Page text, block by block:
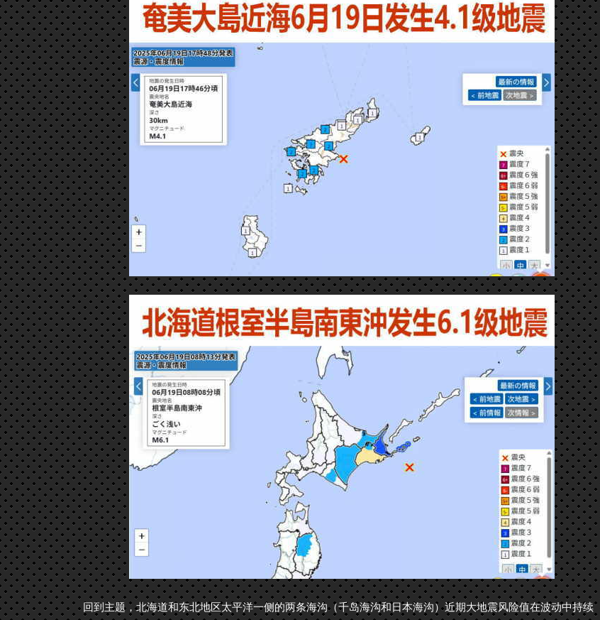
回到主题，北海道和东北地区太平洋一侧的两条海沟（千岛海沟和日本海沟）近期大地震风险值在波动中持续